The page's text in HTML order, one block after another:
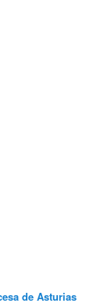
de Asturias